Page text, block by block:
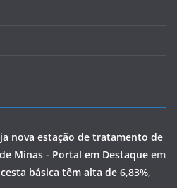
nova estação de tratamento de
Minas - Portal em Destaque em
básica têm alta de 6,83%,